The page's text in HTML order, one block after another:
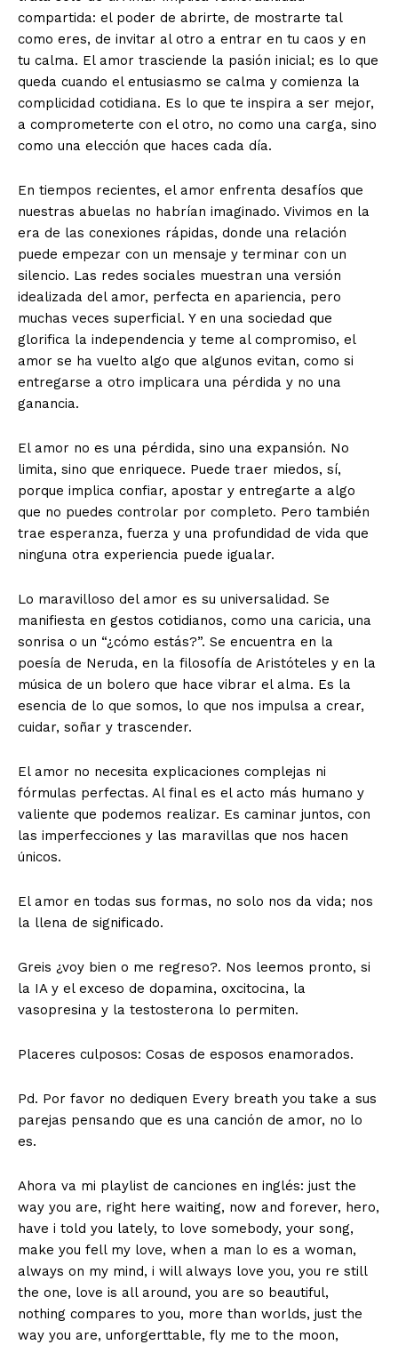
compartida: el poder de abrirte, de mostrarte tal
como eres, de invitar al otro a entrar en tu caos y en
tu calma. El amor trasciende la pasión inicial; es lo que
queda cuando el entusiasmo se calma y comienza la
complicidad cotidiana. Es lo que te inspira a ser mejor,
a comprometerte con el otro, no como una carga, sino
como una elección que haces cada día.
En tiempos recientes, el amor enfrenta desafíos que
nuestras abuelas no habrían imaginado. Vivimos en la
era de las conexiones rápidas, donde una relación
puede empezar con un mensaje y terminar con un
silencio. Las redes sociales muestran una versión
idealizada del amor, perfecta en apariencia, pero
muchas veces superficial. Y en una sociedad que
glorifica la independencia y teme al compromiso, el
amor se ha vuelto algo que algunos evitan, como si
entregarse a otro implicara una pérdida y no una
ganancia.
El amor no es una pérdida, sino una expansión. No
limita, sino que enriquece. Puede traer miedos, sí,
porque implica confiar, apostar y entregarte a algo
que no puedes controlar por completo. Pero también
trae esperanza, fuerza y una profundidad de vida que
ninguna otra experiencia puede igualar.
Lo maravilloso del amor es su universalidad. Se
manifiesta en gestos cotidianos, como una caricia, una
sonrisa o un “¿cómo estás?”. Se encuentra en la
poesía de Neruda, en la filosofía de Aristóteles y en la
música de un bolero que hace vibrar el alma. Es la
esencia de lo que somos, lo que nos impulsa a crear,
cuidar, soñar y trascender.
El amor no necesita explicaciones complejas ni
fórmulas perfectas. Al final es el acto más humano y
valiente que podemos realizar. Es caminar juntos, con
las imperfecciones y las maravillas que nos hacen
únicos.
El amor en todas sus formas, no solo nos da vida; nos
la llena de significado.
Greis ¿voy bien o me regreso?. Nos leemos pronto, si
la IA y el exceso de dopamina, oxcitocina, la
vasopresina y la testosterona lo permiten.
Placeres culposos: Cosas de esposos enamorados.
Pd. Por favor no dediquen Every breath you take a sus
parejas pensando que es una canción de amor, no lo
es.
Ahora va mi playlist de canciones en inglés: just the
way you are, right here waiting, now and forever, hero,
have i told you lately, to love somebody, your song,
make you fell my love, when a man lo es a woman,
always on my mind, i will always love you, you re still
the one, love is all around, you are so beautiful,
nothing compares to you, more than worlds, just the
way you are, unforgerttable, fly me to the moon,